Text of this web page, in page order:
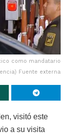
como mandatario
Fuente externa
visitó este
a su visita